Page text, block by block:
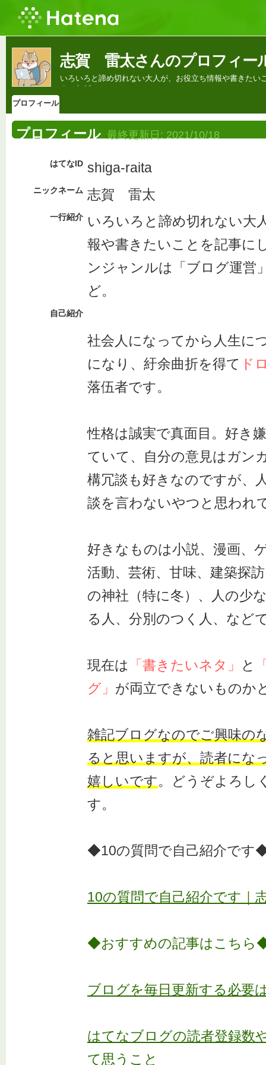
志賀 雷太さんのプロフィー
いろいろと諦め切れない大人が、お役立ち情報や書きた
ル」など。
プロフィール
プロフィール 最終更新日: 2021/10/18
はてなID shiga-raita
ニックネーム 志賀 雷太
一行紹介 いろいろと諦め切れない大
報や書きたいことを記事に
ンジャンルは「ブログ運営
ど。
自己紹介
社会人になってから人生に
になり、紆余曲折を得て ド
落伍者です。
性格は誠実で真面目。好き
ていて、自分の意見はガン
構冗談も好きなのですが、
談を言わないやつと思われ
好きなものは小説、漫画、
活動、芸術、甘味、建築探
の神社（特に冬）、人の少
る人、分別のつく人、など
現在は 「書きたいネタ」 と
グ」 が両立できないものか
雑記ブログなのでご興味の
ると思いますが、読者にな
嬉しいです。どうぞよろし
す。
◆10の質問で自己紹介です
10の質問で自己紹介です｜
◆おすすめの記事はこちら
ブログを毎日更新する必要
はてなブログの読者登録数
て思うこと